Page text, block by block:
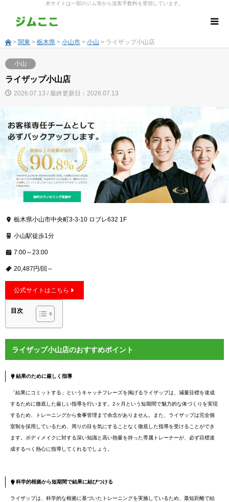
本サイトは一部のジム等から送客手数料を受領しています。
> 関東 > 栃木県 > 小山市 > 小山 > ライザップ小山店
小山
ライザップ小山店
2026.07.13 / 最終更新日：2026.07.13
栃木県小山市中央町3-3-10 ロブレ632 1F
小山駅徒歩1分
7:00～23:00
20,487円/回～
公式サイトはこちら
目次
ライザップ小山店のおすすめポイント
結果のために厳しく指導
「結果にコミットする」というキャッチフレーズを掲げるライザップは、減量目標を達成
するために徹底した厳しい指導を行います。2ヶ月という短期間で魅力的な体づくりを実現
するため、トレーニングから食事管理まで余念がありません。また、ライザップは完全個
室制を採用しているため、周りの目を気にすることなく徹底した指導を受けることができ
ます。ボディメイクに対する深い知識と高い熱量を持った専属トレーナーが、必ず目標達
成するべく熱心に指導してくれるでしょう。
科学的根拠から短期間で結果に結びつける
ライザップは、科学的な根拠に基づいたトレーニングを実施しているため、最短距離で結